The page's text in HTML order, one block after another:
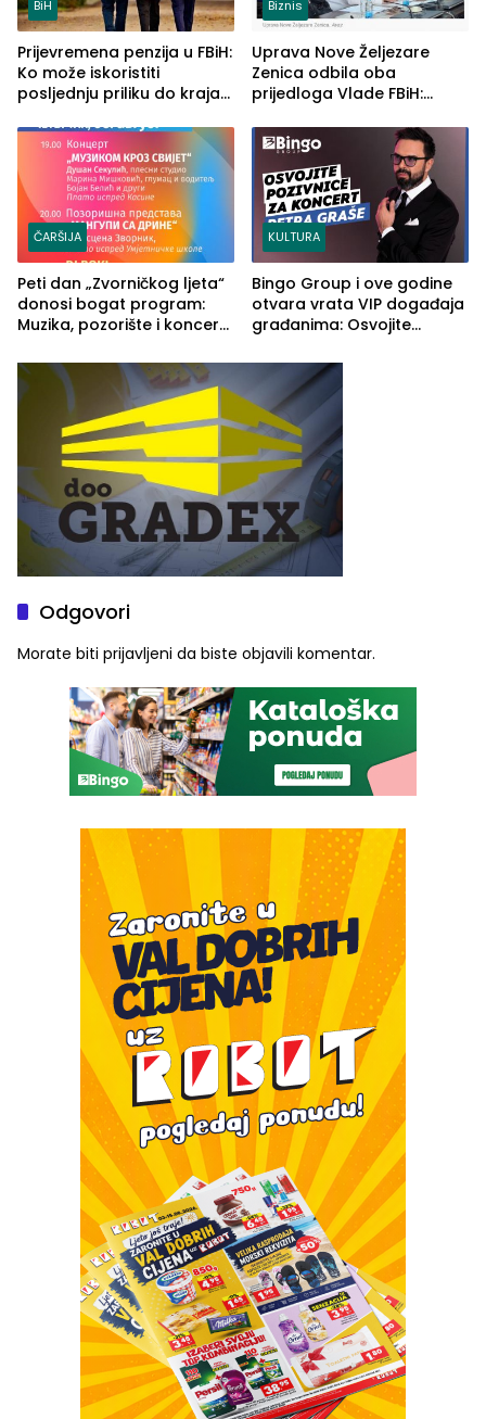
BiH
Prijevremena penzija u FBiH:
Ko može iskoristiti
posljednju priliku do kraja
Biznis
Uprava Nove Željezare
Zenica odbila oba
prijedloga Vlade FBiH:
rješenje
ČARŠIJA
Peti dan „Zvorničkog ljeta“
donosi bogat program:
Muzika, pozorište i koncert
KULTURA
Bingo Group i ove godine
otvara vrata VIP događaja
građanima: Osvojite
Graše
Odgovori
Morate biti prijavljeni da biste objavili komentar.